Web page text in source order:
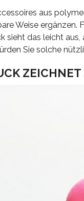
aus
Weise
sieht das leicht
Sie solche